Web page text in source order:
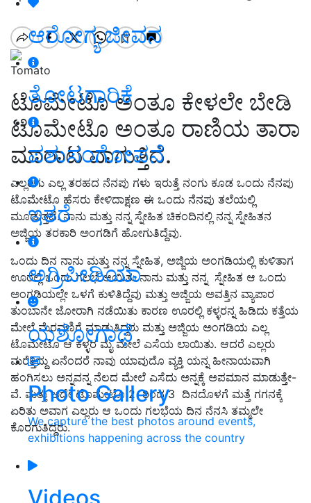
ಆರೋಗ್ಯ ಜೀವನ
ತೋಟಗಾರಿಕೆ
ಪಶುಸಂಗೋಪನೆ
ಇತರೆ
ಅಗ್ರಿಪೀಡಿಯಾ
ಯಶೋಗಾಥೆ
Photo Gallery
We capture the best photos around events,
exhibitions happening across the country
Tomato
ಟೊಮೇಟೊ ಅಂತೂ ಕೇಳಲೇ ಬೇಡಿ
ಟೊಮೇಟೊ ಅಂತೂ ರಾಣಿಯ ತಾರಾ
ಮಾರಾಟ ವಾಗುತ್ತಿದೆ.
ಎಲ್ಲರಿಗು ಎಲ್ಲ ತರಹದ ನೆನಪು ಗಳು ಇರುತ್ತೆ ನಂಗು ಕೂಡ ಒಂದು ನೆನಪು
ಟೊಮೇಟೊ ಹೆಸರು ಕೇಳಿದಾಕ್ಷಣ ಈ ಒಂದು ನೆನಪು ತಲೆಯಲ್ಲಿ
ಮೂಡುತ್ತದೆ. ನಾನು ಮತ್ತು ನನ್ನ ಸ್ನೇಹಿತ ಚಿಕಂದಿನಲ್ಲಿ ನನ್ನ ಸ್ನೇಹಿತನ
ಅಜ್ಜಿಯ ತರಕಾರಿ ಅಂಗಡಿಗೆ ಹೋಗುತಿದ್ದೆವು.
ಒಂದು ದಿನ ನಾನು ಮತ್ತು ನನ್ನ ಸ್ನೇಹಿತ, ಅಜ್ಜಿಯ ಅಂಗಡಿಯಲ್ಲಿ ಕುಳಿತಾಗ
ಊರಲ್ಲಿ ಒಂದು ಗಲಭೆ ಆಯಿತು ನಾನು ಮತ್ತು ನನ್ನ ಸ್ನೇಹಿತ ಆ ಒಂದು
ಅಂಗಡಿಯಲ್ಲೇ ಒಳಗೆ ಕುಳಿತಿದ್ದೆವು ಮತ್ತು ಅಜ್ಜಿಯ ಅವತ್ತಿನ ವ್ಯಾಪಾರ
ತುಂಬಾನೇ ಜೋರಾಗಿ ನಡೆಯಿತು ಕಾರಣ ಊರಲ್ಲಿ ಕಳ್ಳರನ್ನ ಹಿಡಿದು ಕತ್ತೆಯ
ಮೇಲೆ ಮೆರವಣಿಗೆ ಮಾಡುತಿದ್ದರು ಮತ್ತು ಅಜ್ಜಿಯ ಅಂಗಡಿಯ ಎಲ್ಲ
ಟೊಮೇಟೊ ಆ ಕಳ್ಳರ ಮೈ ಮೇಲೆ ಎಸೆಯ ಲಾಯಿತು. ಆದರೆ ಎಲ್ಲರು
ಮರೆತ್ತಿದ್ದು ಏನೆಂದರೆ ನಾವು ಯಾವುದೊ ವ್ಯಕ್ತಿ ಯನ್ನ ಹೀನಾಯವಾಗಿ
ಹಂಗಿಸಲು ಅನ್ನವನ್ನ ನೆಲದ ಮೇಲೆ ಎಸೆದು ಅನ್ನಕ್ಕೆ ಅಪಮಾನ ಮಾಡುತ್ತೇ-
ವೆ. ಮತ್ತು ಅದೇ ಟೊಮೇಟೊ 2 ರಿಂದ 3 ದಿನದೊಳಗೆ ಮತ್ತೆ ಗಗನಕ್ಕೆ
ಏರಿತು ಅವಾಗ ಎಲ್ಲರು ಆ ಒಂದು ಗಲಭೆಯ ದಿನ ನೆನಸಿ ತಮ್ಮಲೇ
ಕೊರಗುತಿದ್ದರು.